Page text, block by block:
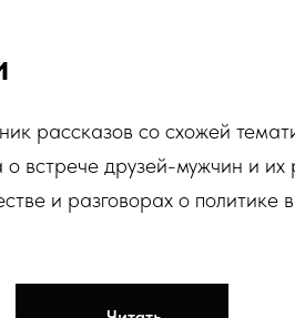
рассказов со схожей
о встрече друзей-мужчин и их
и разговорах о политике